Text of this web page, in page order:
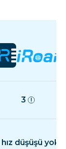
3
düşüşü yok